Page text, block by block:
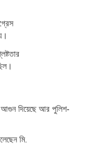
আগুন দিয়েছে আর পুলিশ-
মি.